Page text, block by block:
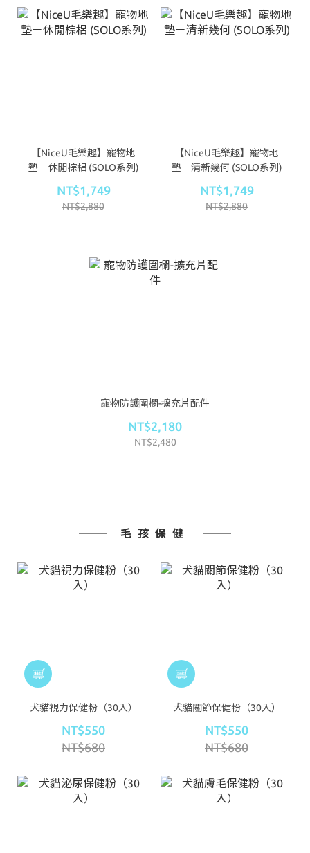
【NiceU毛樂趣】寵物地
墊－休閒棕梠 (SOLO系列)
NT$1,749
NT$2,880
【NiceU毛樂趣】寵物地
墊－清新幾何 (SOLO系列)
NT$1,749
NT$2,880
寵物防護圍欄-擴充片配件
NT$2,180
NT$2,480
毛孩保健
犬貓視力保健粉（30入）
NT$550
NT$680
犬貓關節保健粉（30入）
NT$550
NT$680